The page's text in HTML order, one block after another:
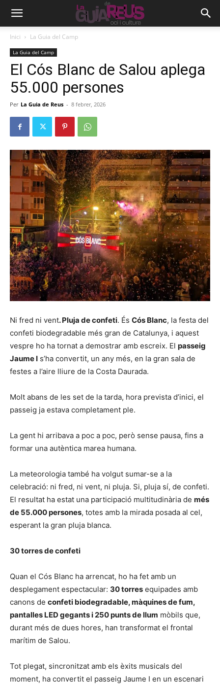
Inici La Guia del Camp
La Guia del Camp
El Cós Blanc de Salou aplega
55.000 persones
Per La Guia de Reus - 8 febrer, 2026
Ni fred ni vent. Pluja de confeti. És Cós Blanc, la festa del
confeti biodegradable més gran de Catalunya, i aquest
vespre ho ha tornat a demostrar amb escreix. El passeig
Jaume I s’ha convertit, un any més, en la gran sala de
festes a l’aire lliure de la Costa Daurada.
Molt abans de les set de la tarda, hora prevista d’inici, el
passeig ja estava completament ple.
La gent hi arribava a poc a poc, però sense pausa, fins a
formar una autèntica marea humana.
La meteorologia també ha volgut sumar-se a la
celebració: ni fred, ni vent, ni pluja. Si, pluja sí, de confeti.
El resultat ha estat una participació multitudinària de més
de 55.000 persones, totes amb la mirada posada al cel,
esperant la gran pluja blanca.
30 torres de confeti
Quan el Cós Blanc ha arrencat, ho ha fet amb un
desplegament espectacular: 30 torres equipades amb
canons de confeti biodegradable, màquines de fum,
pantalles LED gegants i 250 punts de llum mòbils que,
durant més de dues hores, han transformat el frontal
marítim de Salou.
Tot plegat, sincronitzat amb els èxits musicals del
moment, ha convertit el passeig Jaume I en un escenari